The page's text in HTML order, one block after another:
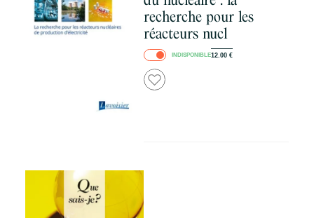
recherche pour les
réacteurs nucl
INDISPONIBLE12.00 €